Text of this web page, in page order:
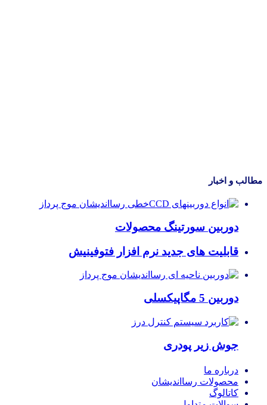
مطالب و اخبار
دوربین سورتینگ محصولات
قابلیت های جدید نرم افزار فتوفینیش
دوربین 5 مگاپیکسلی
جوش زیر پودری
درباره ما
محصولات رسااندیشان
کاتالوگ